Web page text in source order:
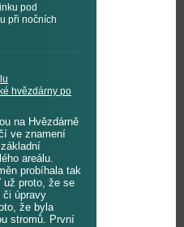
pod
při nočních
hvězdárny po
na Hvězdárně
ve znamení
areálu.
probíhala tak
proto, že se
či úpravy
že byla
stromů. První